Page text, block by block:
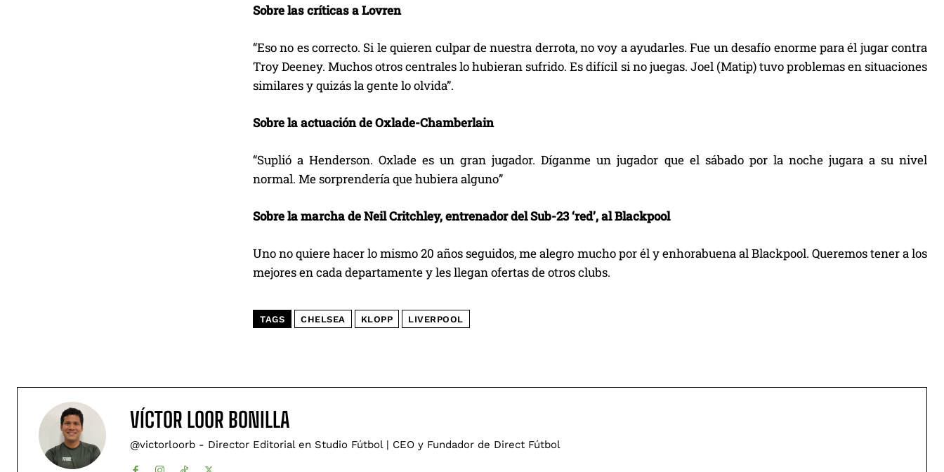
Sobre las críticas a Lovren
“Eso no es correcto. Si le quieren culpar de nuestra derrota, no voy a ayudarles. Fue un desafío enorme para él jugar contra
Troy Deeney. Muchos otros centrales lo hubieran sufrido. Es difícil si no juegas. Joel (Matip) tuvo problemas en situaciones
similares y quizás la gente lo olvida”.
Sobre la actuación de Oxlade-Chamberlain
“Suplió a Henderson. Oxlade es un gran jugador. Díganme un jugador que el sábado por la noche jugara a su nivel
normal. Me sorprendería que hubiera alguno”
Sobre la marcha de Neil Critchley, entrenador del Sub-23 ‘red’, al Blackpool
Uno no quiere hacer lo mismo 20 años seguidos, me alegro mucho por él y enhorabuena al Blackpool. Queremos tener a los
mejores en cada departamente y les llegan ofertas de otros clubs.
TAGS CHELSEA KLOPP LIVERPOOL
VÍCTOR LOOR BONILLA
@victorloorb - Director Editorial en Studio Fútbol | CEO y Fundador de Direct Fútbol